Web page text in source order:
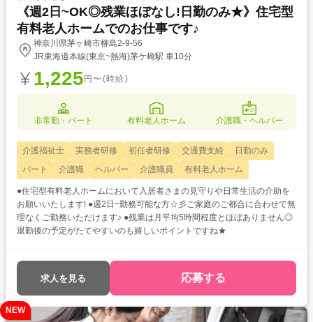
《週2日~OK◎残業ほぼなし!日勤のみ★》住宅型
有料老人ホームでのお仕事です♪
神奈川県茅ヶ崎市柳島2-9-56
JR東海道本線(東京~熱海)茅ケ崎駅 車10分
1,225 円〜(時給)
非常勤・パート 有料老人ホーム 介護職・ヘルパー
介護福祉士 実務者研修 初任者研修 交通費支給
日勤のみ
パート
介護職 ヘルパー 介護職員 有料老人ホーム
●住宅型有料老人ホームにおいて入居者さまの見守りや日常生活の介助を
お願いいたします! ●週2日~勤務可能な方☆彡ご家庭のご都合に合わせて無
理なくご勤務いただけます♪ ●残業は月平均5時間程度とほぼありません◎
退勤後の予定がたてやすいのも嬉しいポイントですね★
求人を見る 応募する
NEW